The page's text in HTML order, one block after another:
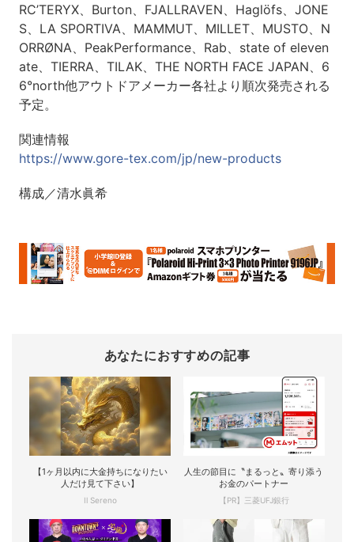
RC’TERYX、Burton、FJALLRAVEN、Haglöfs、JONE
S、LA SPORTIVA、MAMMUT、MILLET、MUSTO、N
ORRØNA、PeakPerformance、Rab、state of eleven
ate、TIERRA、TILAK、THE NORTH FACE JAPAN、6
6°north他アウトドアメーカー各社より順次発売される
予定。
関連情報
https://www.gore-tex.com/jp/new-products
構成／清水眞希
あなたにおすすめの記事
【1ヶ月以内に大金持ちになりたい
人だけ見て下さい】
Il Sereno
人生の節目に〝まるっと〟寄り添う
お金のパートナー
【PR】三菱UFJ銀行